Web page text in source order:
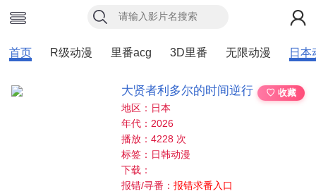
首页 R级动漫 里番acg 3D里番 无限动漫 日本
大贤者利多尔的时间逆行
♡ 收藏
地区：日本
年代：2026
播放：4228 次
标签：日韩动漫
下载：
报错/寻番：报错求番入口